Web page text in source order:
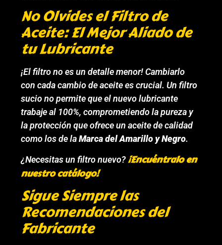
No Olvides el Filtro de
Aceite: El Mejor Aliado de
tu Lubricante
¡El filtro no es un detalle menor! Cambiarlo
con cada cambio de aceite es crucial. Un filtro
sucio no permite que el nuevo lubricante
trabaje al 100%, comprometiendo la pureza y
la protección que ofrece un aceite de calidad
como los de laMarca del Amarillo y Negro.
¿Necesitas un filtro nuevo? ¡Encuéntralo en
nuestro catálogo!
Sigue Siempre las
Recomendaciones del
Fabricante